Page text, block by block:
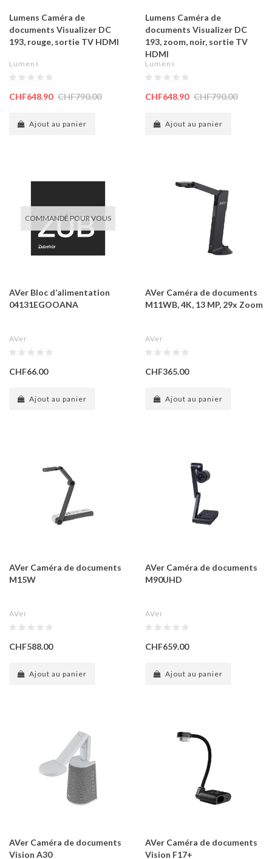
Lumens Caméra de
documents Visualizer DC
193, rouge, sortie TV HDMI
Lumens
CHF648.90 CHF790.00
Ajout au panier
Lumens Caméra de
documents Visualizer DC
193, zoom, noir, sortie TV
HDMI
Lumens
CHF648.90 CHF790.00
Ajout au panier
COMMANDÉ POUR VOUS
AVer Bloc d’alimentation
04131EGOOANA
AVer
CHF66.00
Ajout au panier
AVer Caméra de documents
M11WB, 4K, 13 MP, 29x Zoom
AVer
CHF365.00
Ajout au panier
AVer Caméra de documents
M15W
AVer
CHF588.00
Ajout au panier
AVer Caméra de documents
M90UHD
AVer
CHF659.00
Ajout au panier
AVer Caméra de documents
Vision A30
AVer Caméra de documents
Vision F17+